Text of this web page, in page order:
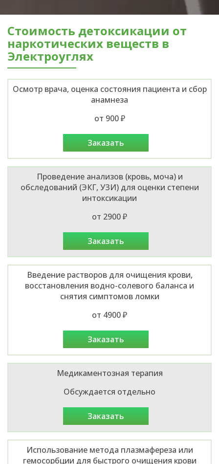
Стоимость детоксикации от
наркотических веществ в
Электроуглях
Осмотр врача, оценка состояния пациента и сбор
анамнеза
от 900 ₽
заказать
Проведение анализов (кровь, моча) и
обследований (ЭКГ, УЗИ) для оценки степени
интоксикации
от 2900 ₽
заказать
Введение растворов для очищения крови,
восстановления водно-солевого баланса и
снятия симптомов ломки
от 4900 ₽
заказать
Медикаментозная терапия
Обсуждается отдельно
заказать
Использование метода плазмафереза или
гемосорбции для быстрого очищения крови